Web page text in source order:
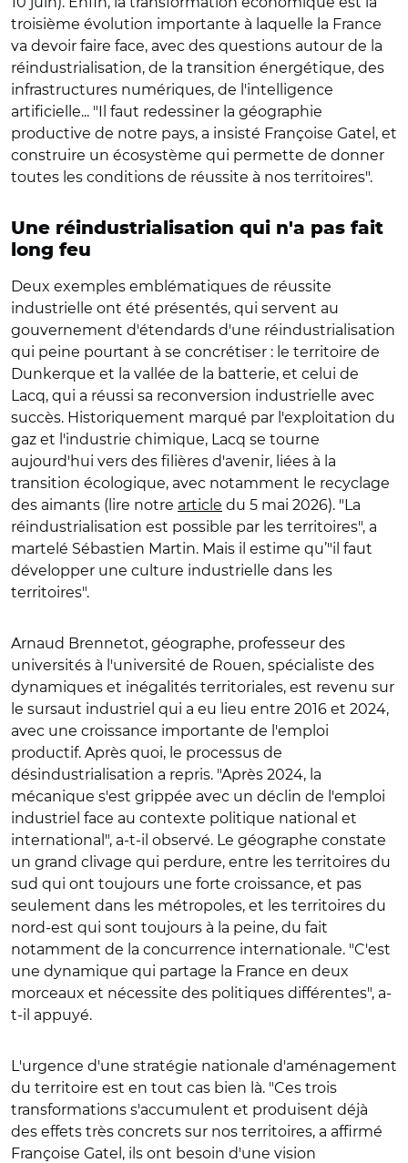
troisième évolution importante à laquelle la France
va devoir faire face, avec des questions autour de la
réindustrialisation, de la transition énergétique, des
infrastructures numériques, de l'intelligence
artificielle... "Il faut redessiner la géographie
productive de notre pays, a insisté Françoise Gatel, et
construire un écosystème qui permette de donner
toutes les conditions de réussite à nos territoires".
Une réindustrialisation qui n'a pas fait
long feu
Deux exemples emblématiques de réussite
industrielle ont été présentés, qui servent au
gouvernement d'étendards d'une réindustrialisation
qui peine pourtant à se concrétiser : le territoire de
Dunkerque et la vallée de la batterie, et celui de
Lacq, qui a réussi sa reconversion industrielle avec
succès. Historiquement marqué par l'exploitation du
gaz et l'industrie chimique, Lacq se tourne
aujourd'hui vers des filières d'avenir, liées à la
transition écologique, avec notamment le recyclage
des aimants (lire notre article du 5 mai 2026). "La
réindustrialisation est possible par les territoires", a
martelé Sébastien Martin. Mais il estime qu’"il faut
développer une culture industrielle dans les
territoires".
Arnaud Brennetot, géographe, professeur des
universités à l'université de Rouen, spécialiste des
dynamiques et inégalités territoriales, est revenu sur
le sursaut industriel qui a eu lieu entre 2016 et 2024,
avec une croissance importante de l'emploi
productif. Après quoi, le processus de
désindustrialisation a repris. "Après 2024, la
mécanique s'est grippée avec un déclin de l'emploi
industriel face au contexte politique national et
international", a-t-il observé. Le géographe constate
un grand clivage qui perdure, entre les territoires du
sud qui ont toujours une forte croissance, et pas
seulement dans les métropoles, et les territoires du
nord-est qui sont toujours à la peine, du fait
notamment de la concurrence internationale. "C'est
une dynamique qui partage la France en deux
morceaux et nécessite des politiques différentes", a-
t-il appuyé.
L'urgence d'une stratégie nationale d'aménagement
du territoire est en tout cas bien là. "Ces trois
transformations s'accumulent et produisent déjà
des effets très concrets sur nos territoires, a affirmé
Françoise Gatel, ils ont besoin d'une vision